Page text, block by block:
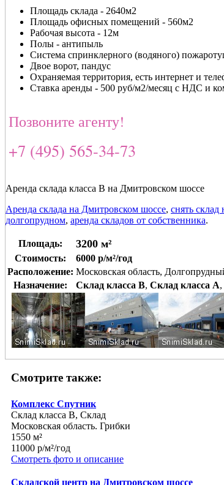
Площадь склада - 2640м2
Площадь офисных помещений - 560м2
Рабочая высота - 12м
Полы - антипыль
Система спринклерного (водяного)
Двое ворот, пандус
Охраняемая территория, есть интернет и
Ставка аренды - 500 руб/м2/месяц с НДС и
Позвоните агенту!
+7 (495) 565-34-73
Аренда склада класса В на Дмитровском шоссе
Аренда склада на Дмитровском шоссе, снять
долгопрудном, аренда складов от собственника.
Площадь: 3200 м²
Стоимость:
6000 р/м²/год
Расположение: Московская область,
Назначение:
Склад класса B, Склад класса A,
Смотрите также:
Комплекс Спутник
Склад класса B, Склад
Московская область. Грибки
1550 м²
11000 р/м²/год
Смотреть фото и описание
Складской центр на Дмитровском шоссе